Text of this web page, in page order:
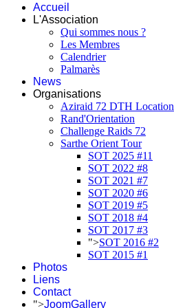
Accueil
L'Association
Qui sommes nous ?
Les Membres
Calendrier
Palmarès
News
Organisations
Aziraid 72 DTH Location
Rand'Orientation
Challenge Raids 72
Sarthe Orient Tour
SOT 2025 #11
SOT 2022 #8
SOT 2021 #7
SOT 2020 #6
SOT 2019 #5
SOT 2018 #4
SOT 2017 #3
">SOT 2016 #2
SOT 2015 #1
Photos
Liens
Contact
">JoomGallery